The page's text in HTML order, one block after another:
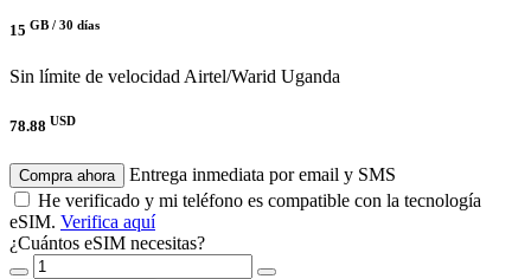
15 GB / 30 días
Sin límite de velocidad Airtel/Warid Uganda
78.88 USD
Compra ahora
Entrega inmediata por email y SMS
He verificado y mi teléfono es compatible con la tecnología
eSIM. Verifica aquí
¿Cuántos eSIM necesitas?